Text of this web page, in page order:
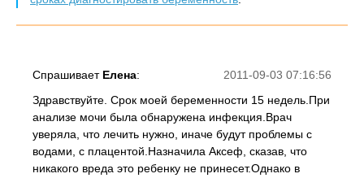
2011-09-03 07:16:56
Спрашивает Елена:
Здравствуйте. Срок моей беременности 15 недель.При
анализе мочи была обнаружена инфекция.Врач
уверяла, что лечить нужно, иначе будут проблемы с
водами, с плацентой.Назначила Аксеф, сказав, что
никакого вреда это ребенку не принесет.Однако в